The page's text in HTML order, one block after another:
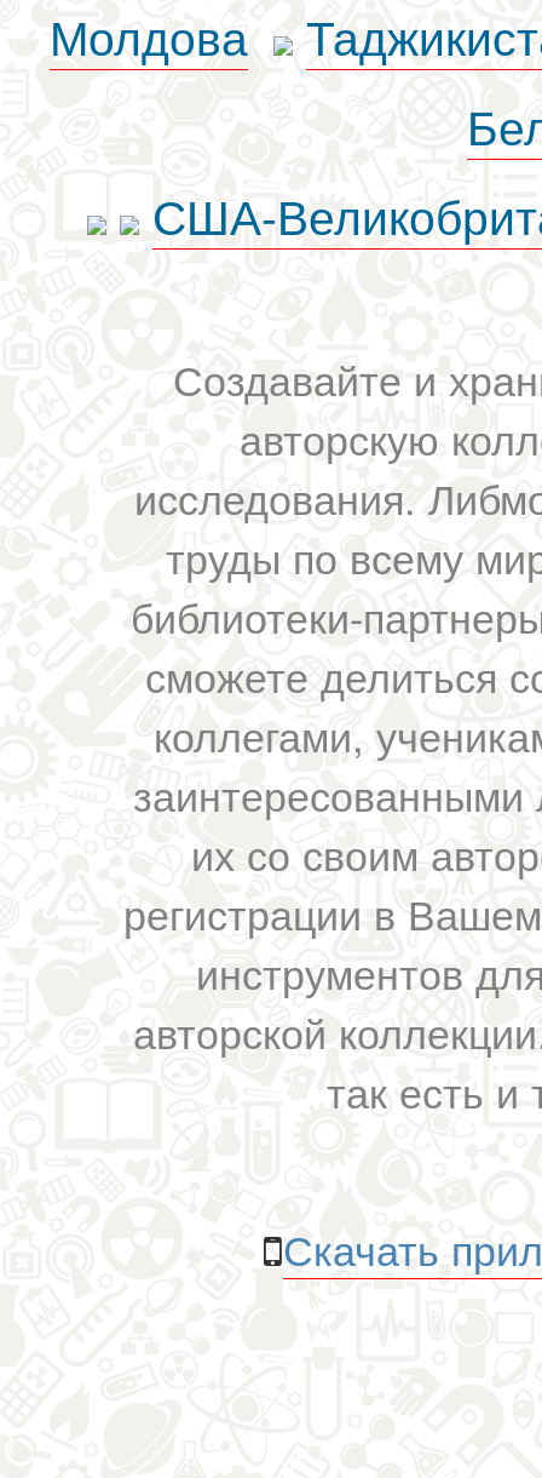
Молдова
США-
Создавайте и
авторскую
исследования.
труды по всему
библиотеки-
сможете делиться
коллегами,
их со своим
регистрации в
инструментов
авторской
так есть и
Скачать